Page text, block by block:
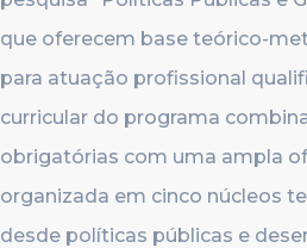
que oferecem base teórico-
para atuação profissional
curricular do programa
obrigatórias com uma ampla
organizada em cinco núcleos
desde políticas públicas e